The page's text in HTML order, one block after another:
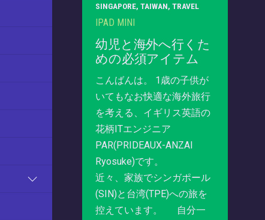
SINGAPORE, TAIWAN, TRAVEL
IPAD MINI
幼児と海外へ行くた
めの必須アイテム
こんばんは。 1歳の子供が
いてもなお快適な海外旅行
を考える、イギリス英語の
花柄ITエンジニア
PAR(PRIDEAUX-ANZAI
Ryosuke)です。
近々、家族でシンガポール
(SIN)と台湾(TPE)への旅を
控えています。 自分一